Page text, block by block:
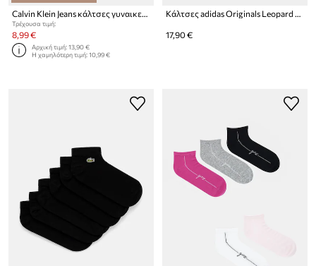
Τρέχουσα τιμή:
8,99 €
Αρχική τιμή:13,90 €
Η χαμηλότερη τιμή:10,99 €
17,90 €